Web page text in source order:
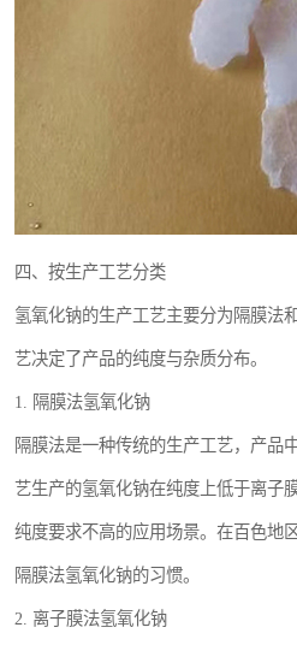
四、按生产工艺分类
氢氧化钠的生产工艺主要分为隔膜法
艺决定了产品的纯度与杂质分布。
1. 隔膜法氢氧化钠
隔膜法是一种传统的生产工艺，产品
艺生产的氢氧化钠在纯度上低于离子
纯度要求不高的应用场景。在百色地
隔膜法氢氧化钠的习惯。
2. 离子膜法氢氧化钠